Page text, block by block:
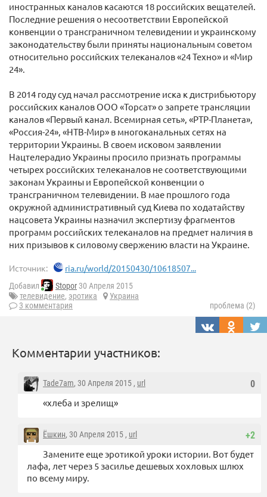
иностранных каналов касаются 18 российских вещателей.
Последние решения о несоответствии Европейской
конвенции о трансграничном телевидении и украинскому
законодательству были приняты национальным советом
относительно российских телеканалов «24 Техно» и «Мир
24».
В 2014 году суд начал рассмотрение иска к дистрибьютору
российских каналов ООО «Торсат» о запрете трансляции
каналов «Первый канал. Всемирная сеть», «РТР-Планета»,
«Россия-24», «НТВ-Мир» в многоканальных сетях на
территории Украины. В своем исковом заявлении
Нацтелерадио Украины просило признать программы
четырех российских телеканалов не соответствующими
законам Украины и Европейской конвенции о
трансграничном телевидении. В мае прошлого года
окружной административный суд Киева по ходатайству
нацсовета Украины назначил экспертизу фрагментов
программ российских телеканалов на предмет наличия в
них призывов к силовому свержению власти на Украине.
Источник: ria.ru/world/20150430/10618507...
Добавил Stopor 30 Апреля 2015
телевидение, эротика
Украина
3 комментария
проблема (2)
Комментарии участников:
0
Tade7am, 30 Апреля 2015 , url
«хлеба и зрелищ»
+2
Ёшкин, 30 Апреля 2015 , url
Замените еще эротикой уроки истории. Вот будет
лафа, лет через 5 засилье дешевых хохловых шлюх
по всему миру.